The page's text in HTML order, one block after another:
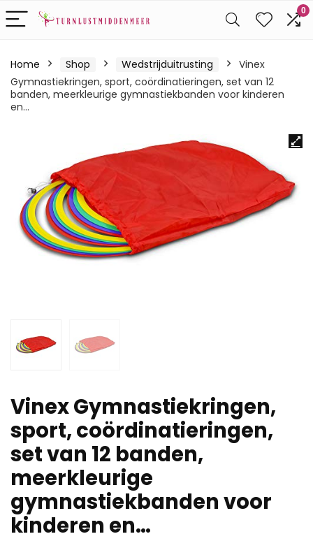
0
Home Shop Wedstrijduitrusting
Vinex
Gymnastiekringen, sport, coördinatieringen, set van 12
banden, meerkleurige gymnastiekbanden voor kinderen
en…
Vinex Gymnastiekringen,
sport, coördinatieringen,
set van 12 banden,
meerkleurige
gymnastiekbanden voor
kinderen en…